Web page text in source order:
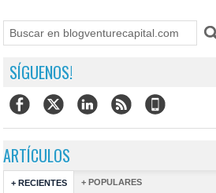
SÍGUENOS!
ARTÍCULOS
+ RECIENTES + POPULARES